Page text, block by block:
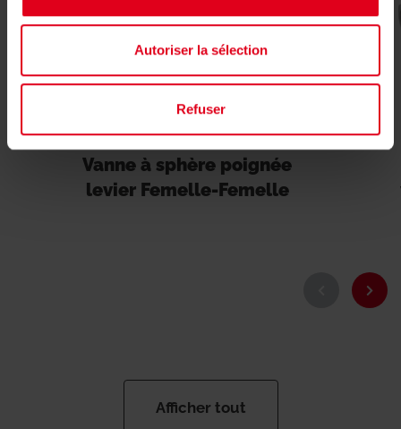
Autoriser la sélection
Refuser
R250D
Vanne à sphère poignée
levier Femelle-Femelle
Afficher tout